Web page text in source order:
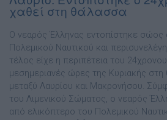
χαθεί στη θάλασσα
O νεαρός Έλληνας εντοπίστηκε σώος
Πολεμικού Ναυτικού και
τέλος είχε η περιπέτεια του
μεσημεριανές ώρες της Κυριακής στη
μεταξύ Λαυρίου και Μακρονήσου.
του Λιμενικού Σώματος, ο νεαρός
από ελικόπτερο του Πολεμικού